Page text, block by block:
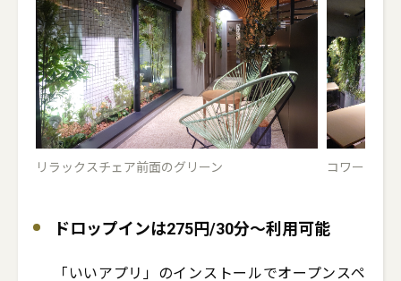
リラックスチェア前面のグリーン コワーキン
ドロップインは275円/30分～利用可能
「いいアプリ」のインストールでオープンスペ